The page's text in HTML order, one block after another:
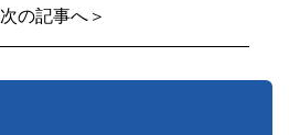
次の記事へ＞